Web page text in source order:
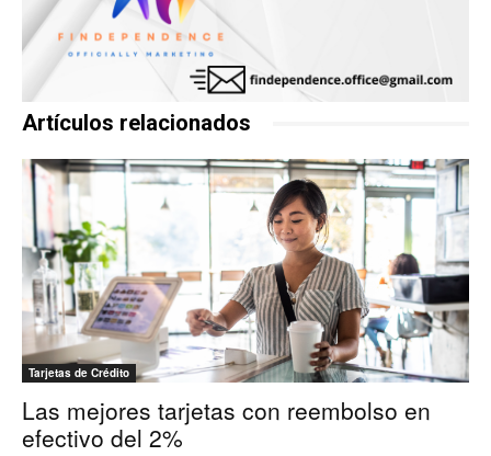
Artículos relacionados
Tarjetas de Crédito
Las mejores tarjetas con reembolso en
efectivo del 2%